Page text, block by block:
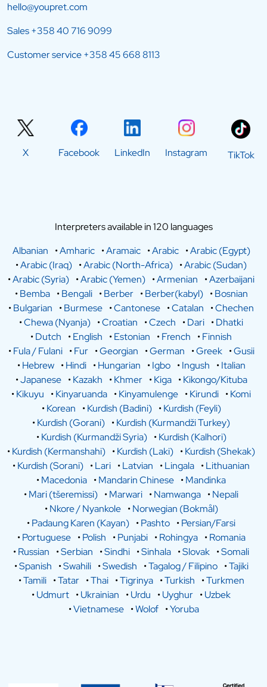
hello@youpret.com
Sales+358 40 716 9099
Customer service+358 45 668 8113
X Facebook LinkedIn Instagram TikTok
Interpreters available in 120 languages
Albanian
•Amharic •Aramaic •Arabic •Arabic (Egypt)
•Arabic (Iraq) •Arabic (North-Africa) •Arabic (Sudan)
•Arabic (Syria) •Arabic (Yemen) •Armenian •Azerbaijani
•Bemba •Bengali •Berber •Berber(kabyl) •Bosnian
•Bulgarian •Burmese •Cantonese •Catalan •Chechen
•Chewa (Nyanja) •Croatian •Czech •Dari •Dhatki
•Dutch •English •Estonian •French •Finnish
•Fula / Fulani •Fur •Georgian •German •Greek •Gusii
•Hebrew •Hindi •Hungarian •Igbo •Ingush •Italian
•Japanese •Kazakh •Khmer •Kiga •Kikongo/Kituba
•Kikuyu •Kinyaruanda •Kinyamulenge •Kirundi •Komi
•Korean •Kurdish (Badini) •Kurdish (Feyli)
•Kurdish (Gorani) •Kurdish (Kurmandži Turkey)
•Kurdish (Kurmandži Syria) •Kurdish (Kalhori)
•Kurdish (Kermanshahi) •Kurdish (Laki) •Kurdish (Shekak)
•Kurdish (Sorani) •Lari •Latvian •Lingala •Lithuanian
•Macedonia •Mandarin Chinese •Mandinka
•Mari (tšeremissi) •Marwari •Namwanga •Nepali
•Nkore / Nyankole •Norwegian (Bokmål)
•Padaung Karen (Kayan) •Pashto •Persian/Farsi
•Portuguese •Polish •Punjabi •Rohingya •Romania
•Russian •Serbian •Sindhi •Sinhala •Slovak •Somali
•Spanish •Swahili •Swedish •Tagalog / Filipino •Tajiki
•Tamili •Tatar •Thai •Tigrinya •Turkish •Turkmen
•Udmurt •Ukrainian •Urdu •Uyghur •Uzbek
•Vietnamese •Wolof •Yoruba